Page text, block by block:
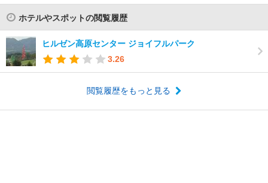
ホテルやスポットの閲覧履歴
ヒルゼン高原センター ジョイフルパーク
3.26
閲覧履歴をもっと見る